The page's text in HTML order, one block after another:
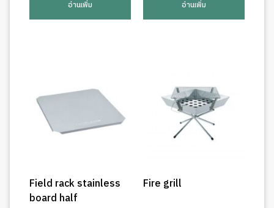
อ่านเพิ่ม อ่านเพิ่ม
Field rack stainless
board half
Fire grill